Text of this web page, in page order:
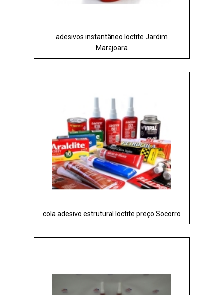
adesivos instantâneo loctite Jardim
Marajoara
cola adesivo estrutural loctite preço Socorro